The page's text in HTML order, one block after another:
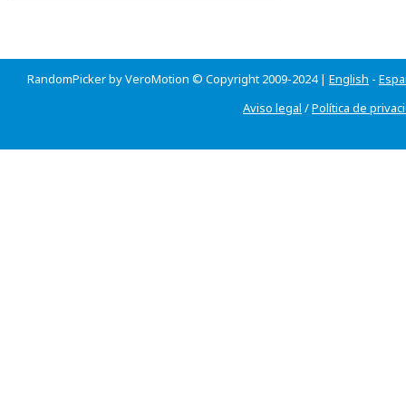
RandomPicker by VeroMotion © Copyright 2009-2024 | English -
Aviso legal /Política de